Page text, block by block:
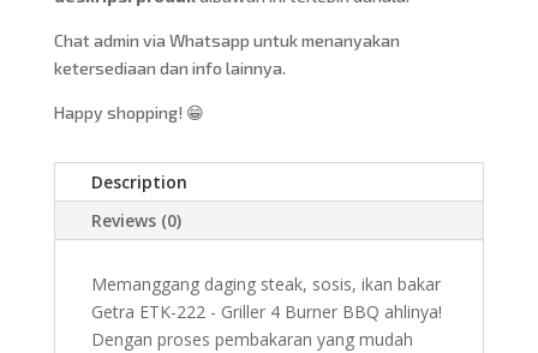
Chat admin via Whatsapp untuk menanyakan
ketersediaan dan info lainnya.
Happy shopping! 😁
Description
Reviews (0)
Memanggang daging steak, sosis, ikan bakar
Getra ETK-222 - Griller 4 Burner BBQ ahlinya!
Dengan proses pembakaran yang mudah